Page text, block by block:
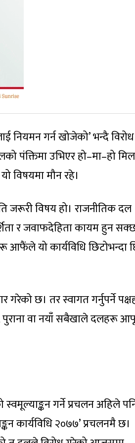
गर्न खोजेको’ भन्दै विरोध
पंक्तिमा उभिएर हो–मा–हो
विषयमा मौन रहे।
जरूरी विषय हो। राजनीतिक दल
र जवाफदेहिता कायम हुन
आफैंले यो कार्यविधि छिटोभन्दा
गरेको छ। तर स्वागत गर्नुपर्ने
पुराना वा नयाँ सबैखाले दलहरू
गर्ने प्रचलन अहिले
कार्यविधि २०७७’ प्रचलनमै छ।